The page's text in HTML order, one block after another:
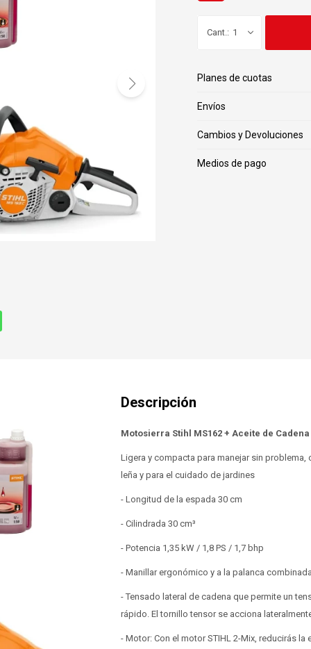
1
Planes de cuotas
Envíos
Cambios y Devoluciones
Medios de pago
Motosierra Stihl MS162 + Aceite de Cadena
Ligera y compacta para manejar sin
leña y para el cuidado de jardines
- Longitud de la espada 30 cm
- Cilindrada 30 cm³
- Potencia 1,35 kW / 1,8 PS / 1,7 bhp
- Manillar ergonómico y a la palanca
- Tensado lateral de cadena que permite un
rápido. El tornillo tensor se acciona
- Motor: Con el motor STIHL 2-Mix, reducirás